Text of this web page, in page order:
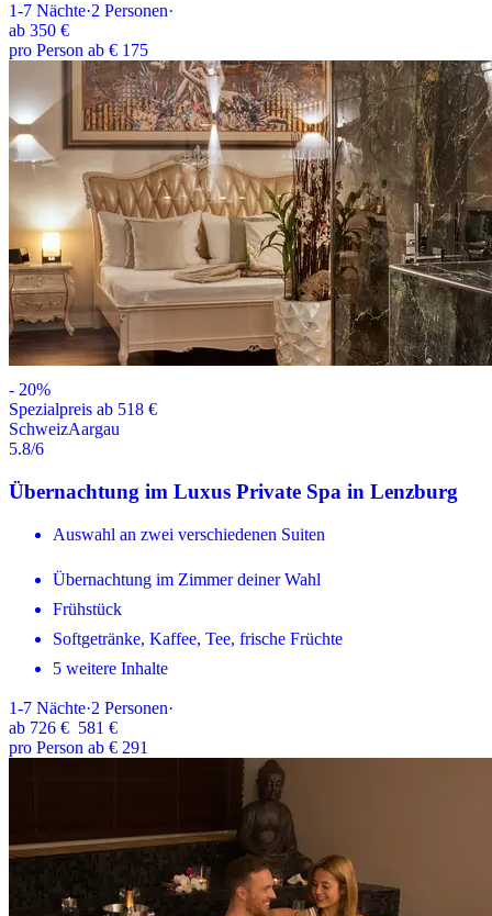
1-7 Nächte·2 Personen·
ab 350 €
pro Person ab € 175
- 20%
Spezialpreis ab 518 €
SchweizAargau
5.8/6
Übernachtung im Luxus Private Spa in Lenzburg
Auswahl an zwei verschiedenen Suiten
Übernachtung im Zimmer deiner Wahl
Frühstück
Softgetränke, Kaffee, Tee, frische Früchte
5 weitere Inhalte
1-7 Nächte·2 Personen·
ab 726 € 581 €
pro Person ab € 291